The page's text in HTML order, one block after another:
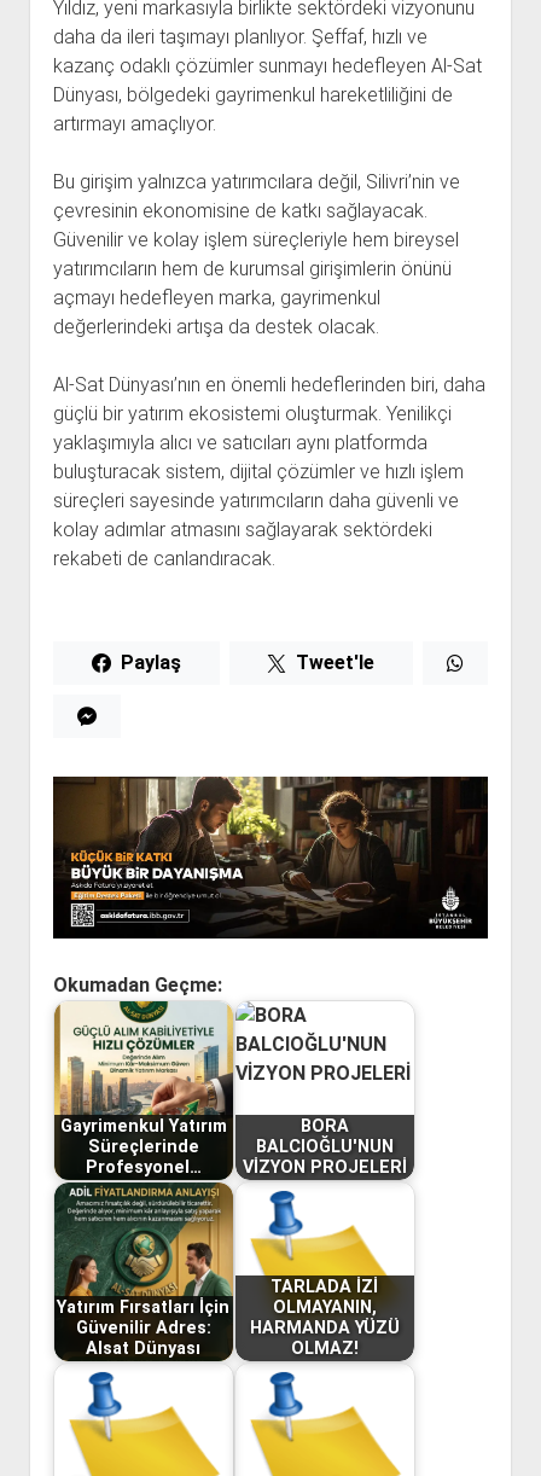
Yıldız, yeni markasıyla birlikte sektördeki vizyonunu
daha da ileri taşımayı planlıyor. Şeffaf, hızlı ve
kazanç odaklı çözümler sunmayı hedefleyen Al-Sat
Dünyası, bölgedeki gayrimenkul hareketliliğini de
artırmayı amaçlıyor.
Bu girişim yalnızca yatırımcılara değil, Silivri’nin ve
çevresinin ekonomisine de katkı sağlayacak.
Güvenilir ve kolay işlem süreçleriyle hem bireysel
yatırımcıların hem de kurumsal girişimlerin önünü
açmayı hedefleyen marka, gayrimenkul
değerlerindeki artışa da destek olacak.
Al-Sat Dünyası’nın en önemli hedeflerinden biri, daha
güçlü bir yatırım ekosistemi oluşturmak. Yenilikçi
yaklaşımıyla alıcı ve satıcıları aynı platformda
buluşturacak sistem, dijital çözümler ve hızlı işlem
süreçleri sayesinde yatırımcıların daha güvenli ve
kolay adımlar atmasını sağlayarak sektördeki
rekabeti de canlandıracak.
Paylaş Tweet'le
Okumadan Geçme:
Gayrimenkul Yatırım
Süreçlerinde
Profesyonel…
BORA
BALCIOĞLU'NUN
VİZYON PROJELERİ
Yatırım Fırsatları İçin
Güvenilir Adres:
Alsat Dünyası
TARLADA İZİ
OLMAYANIN,
HARMANDA YÜZÜ
OLMAZ!